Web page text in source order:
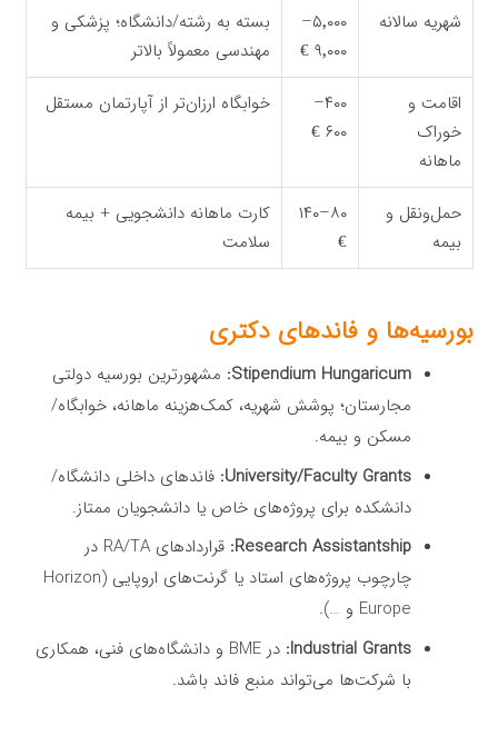
شهریه سالانه
۵٬۰۰۰–
۹٬۰۰۰ €
بسته به رشته/دانشگاه؛ پزشکی و
مهندسی معمولاً بالاتر
اقامت و
خوراک
ماهانه
۴۰۰–
۶۰۰ €
خوابگاه ارزان‌تر از آپارتمان مستقل
حمل‌ونقل و
بیمه
۸۰–۱۴۰
€
کارت ماهانه دانشجویی + بیمه
سلامت
بورسیه‌ها و فاندهای دکتری
Stipendium Hungaricum: مشهورترین بورسیه دولتی
مجارستان؛ پوشش شهریه، کمک‌هزینه ماهانه، خوابگاه/
مسکن و بیمه.
University/Faculty Grants: فاندهای داخلی دانشگاه/
دانشکده برای پروژه‌های خاص یا دانشجویان ممتاز.
Research Assistantship:
قراردادهای RA/TA در
چارچوب پروژه‌های استاد یا گرنت‌های اروپایی (Horizon
Europe و …).
Industrial Grants:
در BME و دانشگاه‌های فنی، همکاری
با شرکت‌ها می‌تواند منبع فاند باشد.